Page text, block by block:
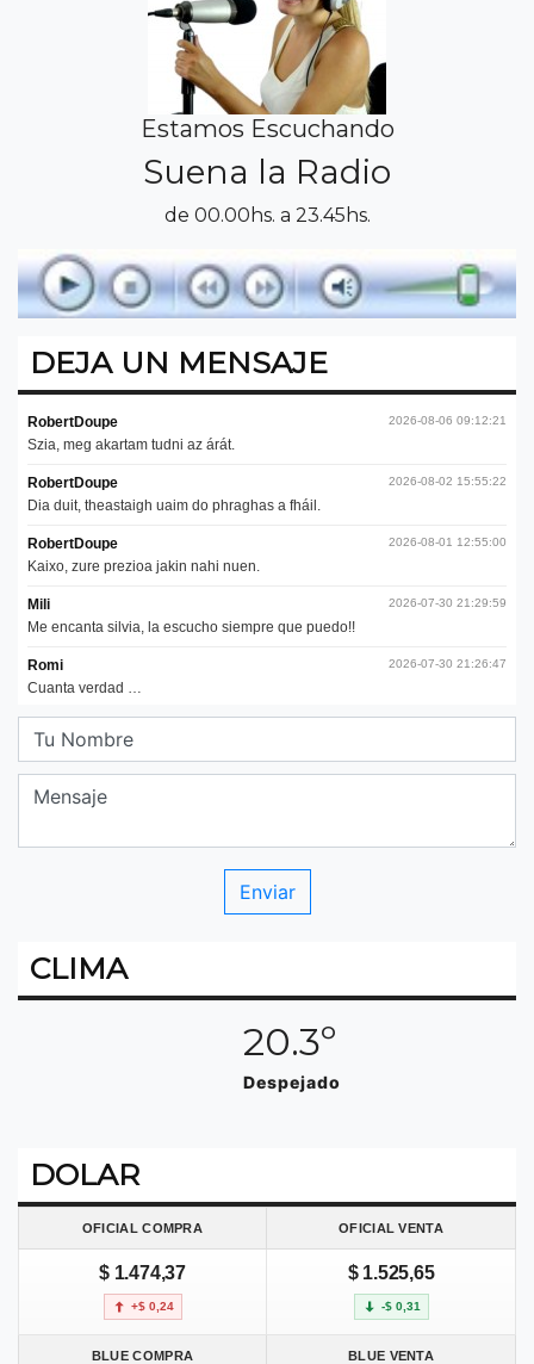
Estamos Escuchando
Suena la Radio
de 00.00hs. a 23.45hs.
DEJA UN MENSAJE
CLIMA
20.3º
Despejado
DOLAR
OFICIAL COMPRA OFICIAL VENTA
$ 1.474,37
+$ 0,24
$ 1.525,65
-$ 0,31
BLUE COMPRA BLUE VENTA